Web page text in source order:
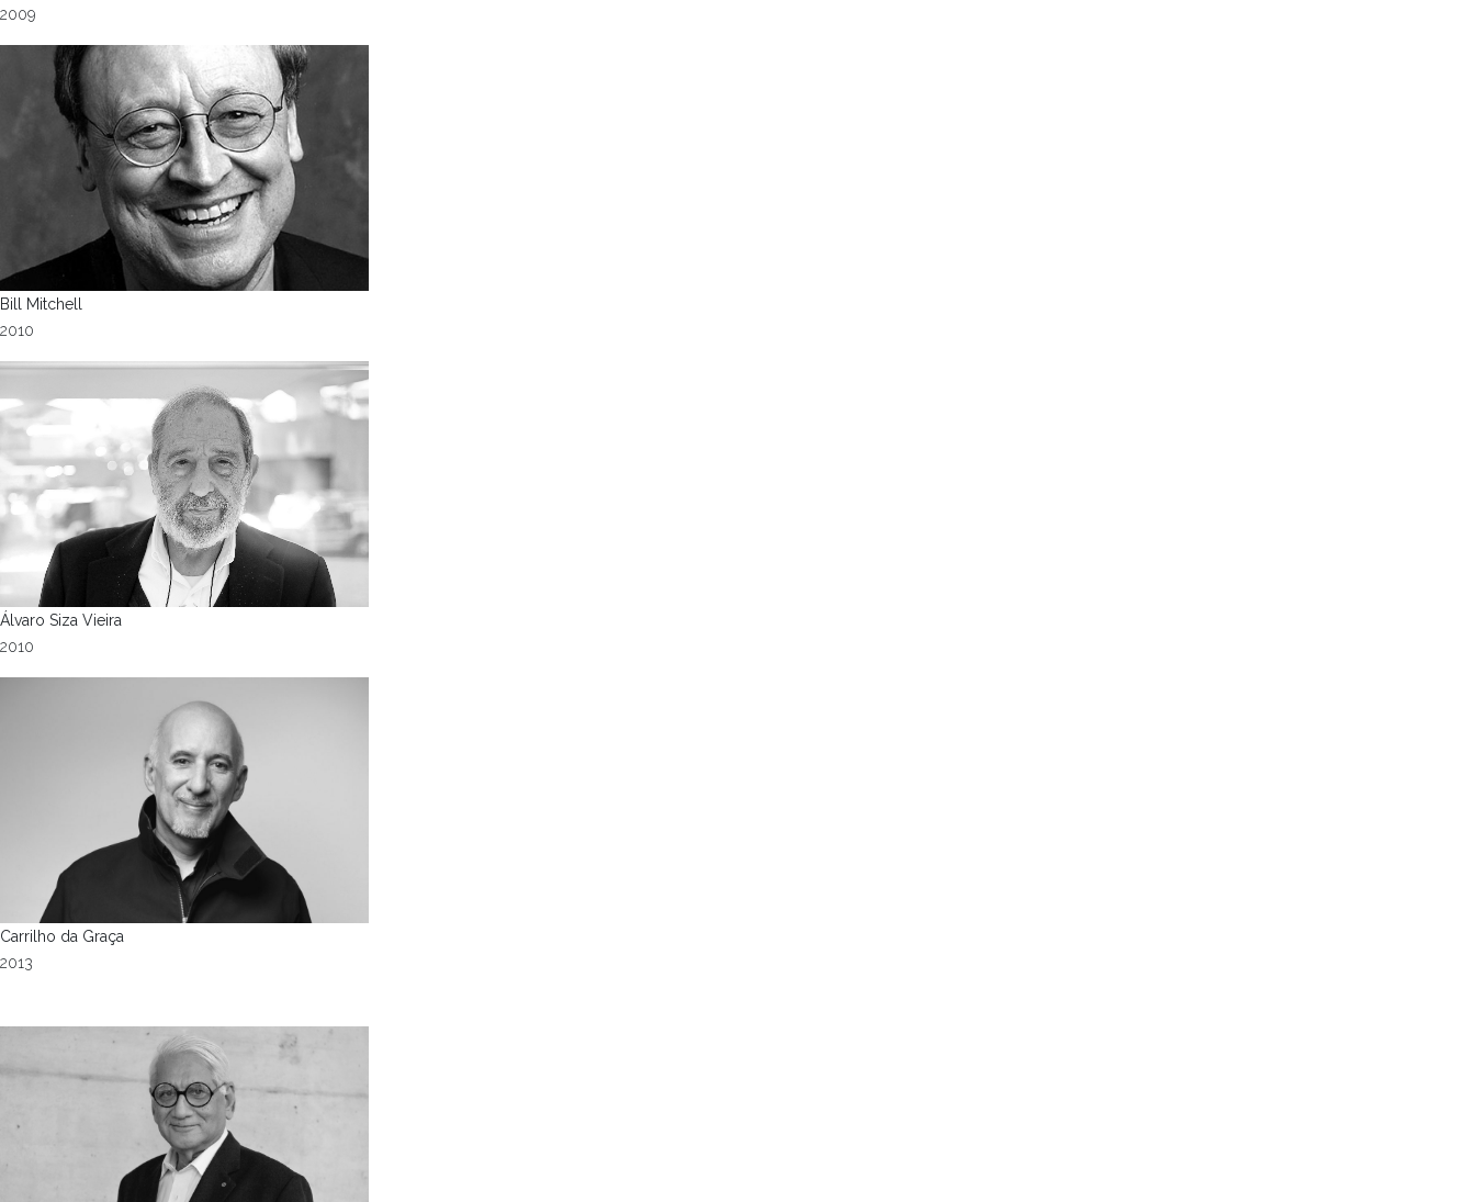
2009
Bill Mitchell
2010
Álvaro Siza Vieira
2010
Carrilho da Graça
2013